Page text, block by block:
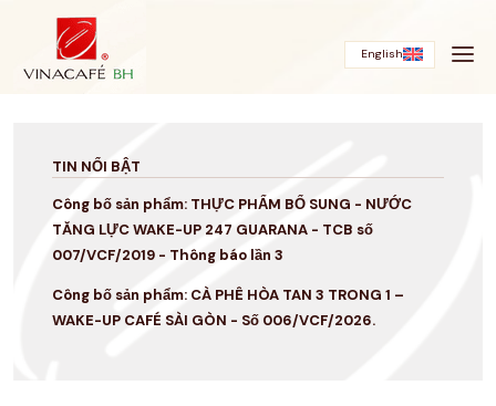
English
TIN NỔI BẬT
Công bố sản phẩm: THỰC PHẨM BỔ SUNG - NƯỚC
TĂNG LỰC WAKE-UP 247 GUARANA - TCB số
007/VCF/2019 - Thông báo lần 3
Công bố sản phẩm: CÀ PHÊ HÒA TAN 3 TRONG 1 –
WAKE-UP CAFÉ SÀI GÒN - Số 006/VCF/2026.